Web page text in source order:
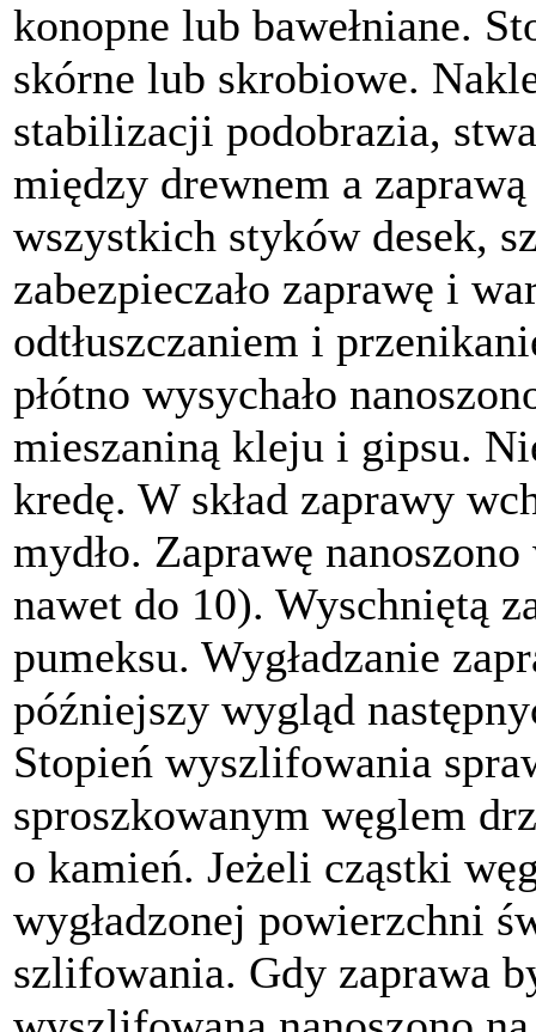
konopne lub bawełniane.
skórne lub skrobiowe.
stabilizacji podobrazia,
między drewnem a
wszystkich styków desek,
zabezpieczało zaprawę i
odtłuszczaniem i
płótno wysychało
mieszaniną kleju i gipsu.
kredę. W skład zaprawy
mydło. Zaprawę
nawet do 10). Wyschniętą
pumeksu. Wygładzanie
późniejszy wygląd
Stopień wyszlifowania
sproszkowanym węglem
o kamień. Jeżeli cząstki
wygładzonej powierzchni
szlifowania. Gdy zaprawa